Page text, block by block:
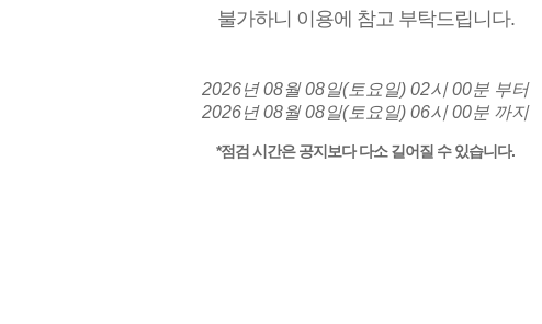
불가하니 이용에 참고 부탁드립니다.
2026년 08월 08일(토요일) 02시 00분 부터
2026년 08월 08일(토요일) 06시 00분 까지
*점검 시간은 공지보다 다소 길어질 수 있습니다.